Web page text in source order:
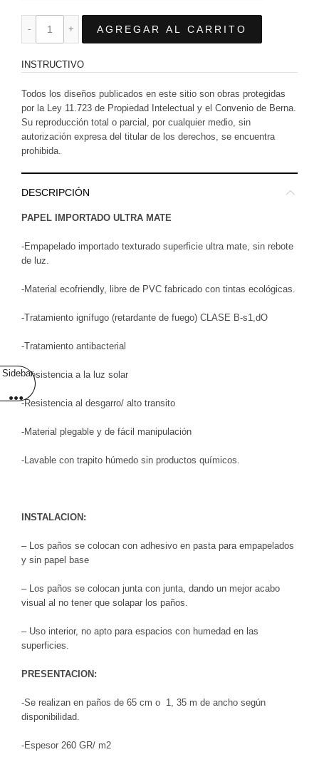
AGREGAR AL CARRITO
INSTRUCTIVO
Todos los diseños publicados en este sitio son obras protegidas
por la Ley 11.723 de Propiedad Intelectual y el Convenio de Berna.
Su reproducción total o parcial, por cualquier medio, sin
autorización expresa del titular de los derechos, se encuentra
prohibida.
DESCRIPCIÓN
PAPEL IMPORTADO ULTRA MATE
-Empapelado importado texturado superficie ultra mate, sin rebote
de luz.
-Material ecofriendly, libre de PVC fabricado con tintas ecológicas.
-Tratamiento ignífugo (retardante de fuego) CLASE B-s1,dO
-Tratamiento antibacterial
-Resistencia a la luz solar
-Resistencia al desgarro/ alto transito
-Material plegable y de fácil manipulación
-Lavable con trapito húmedo sin productos químicos.
INSTALACION:
– Los paños se colocan con adhesivo en pasta para empapelados
y sin papel base
– Los paños se colocan junta con junta, dando un mejor acabo
visual al no tener que solapar los paños.
– Uso interior, no apto para espacios con humedad en las
superficies.
PRESENTACION:
-Se realizan en paños de 65 cm o 1, 35 m de ancho según
disponibilidad.
-Espesor 260 GR/ m2
Sidebar